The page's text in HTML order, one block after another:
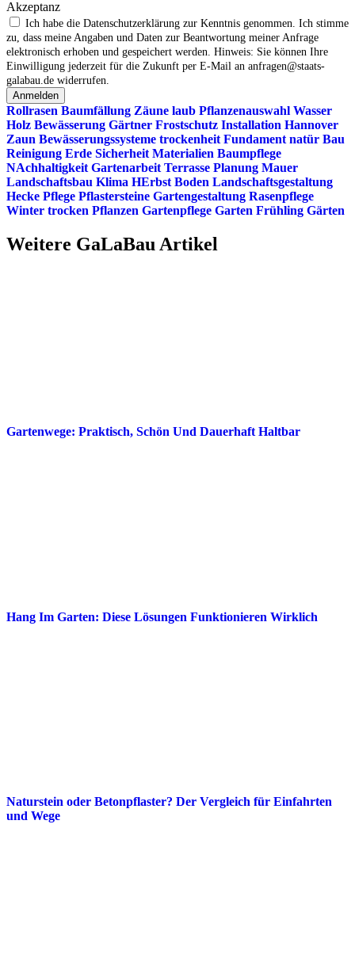
Akzeptanz
Ich habe die Datenschutzerklärung zur Kenntnis genommen. Ich stimme
zu, dass meine Angaben und Daten zur Beantwortung meiner Anfrage
elektronisch erhoben und gespeichert werden. Hinweis: Sie können Ihre
Einwilligung jederzeit für die Zukunft per E‑Mail an anfragen@staats-
galabau.de widerrufen.
Anmelden
Rollrasen Baumfällung Zäune laub Pflanzenauswahl Wasser
Holz Bewässerung Gärtner Frostschutz Installation Hannover
Zaun Bewässerungssysteme trockenheit Fundament natür Bau
Reinigung Erde Sicherheit Materialien Baumpflege
NAchhaltigkeit Gartenarbeit Terrasse Planung Mauer
Landschaftsbau Klima HErbst Boden Landschaftsgestaltung
Hecke Pflege Pflastersteine Gartengestaltung Rasenpflege
Winter trocken Pflanzen Gartenpflege Garten Frühling Gärten
Weitere GaLaBau Artikel
Gartenwege: Praktisch, Schön Und Dauerhaft Haltbar
Hang Im Garten: Diese Lösungen Funktionieren Wirklich
Naturstein oder Betonpflaster? Der Vergleich für Einfahrten
und Wege